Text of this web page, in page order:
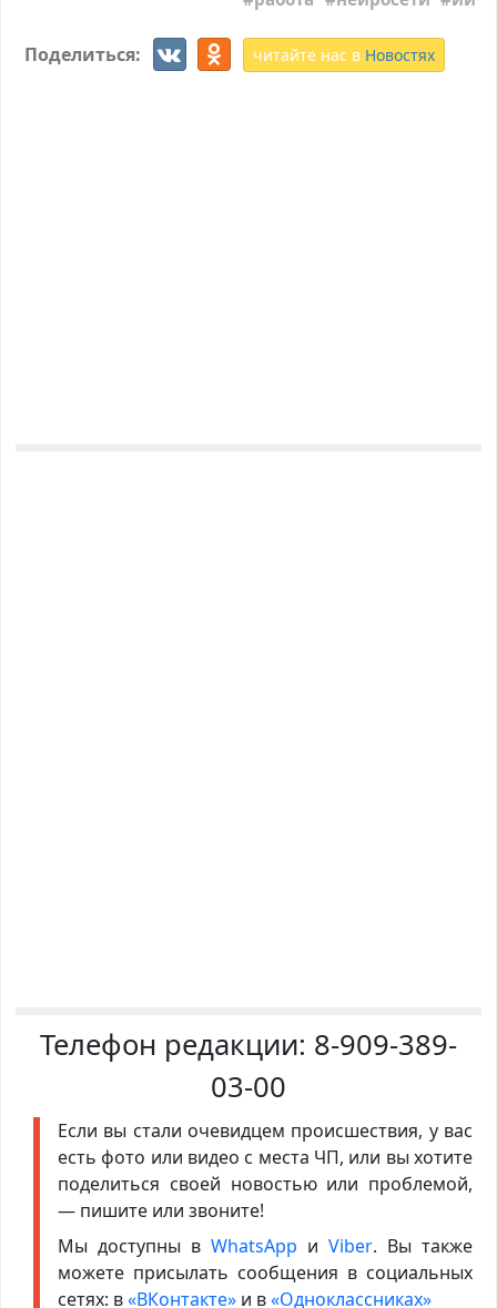
Поделиться: читайте нас в Новостях
Телефон редакции: 8-909-389-
03-00
Если вы стали очевидцем происшествия, у вас
есть фото или видео с места ЧП, или вы хотите
поделиться своей новостью или проблемой,
— пишите или звоните!
Мы доступны в WhatsApp иViber. Вы также
можете присылать сообщения в социальных
сетях: в«ВКонтакте»и в«Одноклассниках»